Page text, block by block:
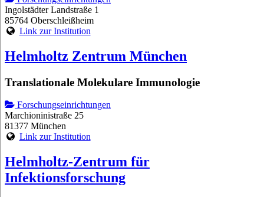
Ingolstädter Landstraße 1
85764 Oberschleißheim
Link zur Institution
Helmholtz Zentrum München
Translationale Molekulare Immunologie
Forschungseinrichtungen
Marchioninistraße 25
81377 München
Link zur Institution
Helmholtz-Zentrum für
Infektionsforschung